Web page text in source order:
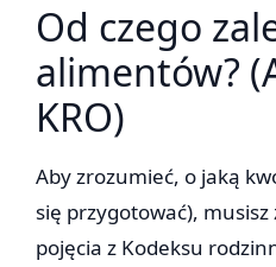
Od czego
alimentów?
KRO)
Aby zrozumieć, o jaką
się przygotować),
pojęcia z Kodeksu